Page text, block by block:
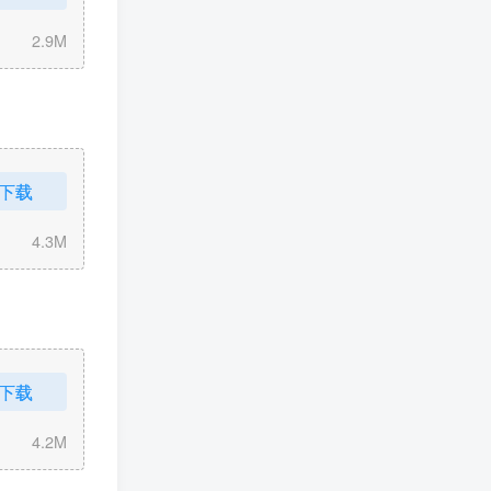
2.9M
载
4.3M
载
4.2M